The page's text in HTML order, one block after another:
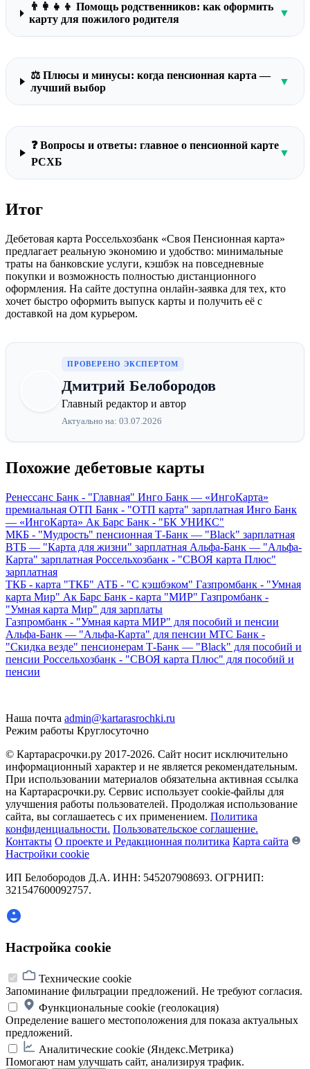
👨‍👩‍👧‍👦 Помощь родственников: как оформить
карту для пожилого родителя
▼
⚖️ Плюсы и минусы: когда пенсионная карта —
лучший выбор
▼
❓ Вопросы и ответы: главное о пенсионной карте
РСХБ
▼
Итог
Дебетовая карта Россельхозбанк «Своя Пенсионная карта»
предлагает реальную экономию и удобство: минимальные
траты на банковские услуги, кэшбэк на повседневные
покупки и возможность полностью дистанционного
оформления. На сайте доступна онлайн-заявка для тех, кто
хочет быстро оформить выпуск карты и получить её с
доставкой на дом курьером.
ПРОВЕРЕНО ЭКСПЕРТОМ
Дмитрий Белобородов
Главный редактор и автор
Актуально на: 03.07.2026
Похожие дебетовые карты
Ренессанс Банк - "Главная" Инго Банк — «ИнгоКарта»
премиальная ОТП Банк - "ОТП карта" зарплатная Инго Банк
— «ИнгоКарта» Ак Барс Банк - "БК УНИКС"
МКБ - "Мудрость" пенсионная Т-Банк — "Black" зарплатная
ВТБ — "Карта для жизни" зарплатная Альфа-Банк — "Альфа-
Карта" зарплатная Россельхозбанк - "СВОЯ карта Плюс"
зарплатная
ТКБ - карта "ТКБ" АТБ - "С кэшбэком" Газпромбанк - "Умная
карта Мир" Ак Барс Банк - карта "МИР" Газпромбанк -
"Умная карта Мир" для зарплаты
Газпромбанк - "Умная карта МИР" для пособий и пенсии
Альфа-Банк — "Альфа-Карта" для пенсии МТС Банк -
"Скидка везде" пенсионерам Т-Банк — "Black" для пособий и
пенсии Россельхозбанк - "СВОЯ карта Плюс" для пособий и
пенсии
Наша почта admin@kartarasrochki.ru
Режим работы Круглосуточно
© Картарасрочки.ру 2017-2026. Сайт носит исключительно
информационный характер и не является рекомендательным.
При использовании материалов обязательна активная ссылка
на Картарасрочки.ру. Сервис использует cookie-файлы для
улучшения работы пользователей. Продолжая использование
сайта, вы соглашаетесь с их применением. Политика
конфиденциальности. Пользовательское соглашение.
Контакты О проекте и Редакционная политика Карта сайта
Настройки cookie
ИП Белобородов Д.А. ИНН: 545207908693. ОГРНИП:
321547600092757.
Настройка cookie
Технические cookie
Запоминание фильтрации предложений. Не требуют согласия.
Функциональные cookie (геолокация)
Определение вашего местоположения для показа актуальных
предложений.
Аналитические cookie (Яндекс.Метрика)
Помогают нам улучшать сайт, анализируя трафик.